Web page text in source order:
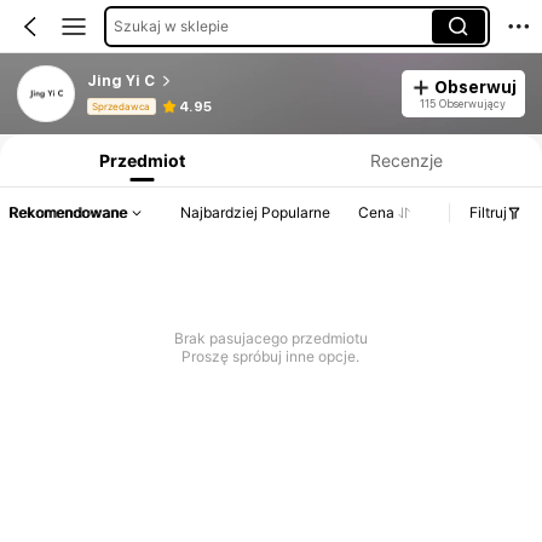
Szukaj w sklepie
Jing Yi C
Sprzedawca 4.95
Obserwuj
115 Obserwujący
Przedmiot Recenzje
Rekomendowane Najbardziej Popularne Cena Filtruj
Brak pasujacego przedmiotu
Proszę spróbuj inne opcje.